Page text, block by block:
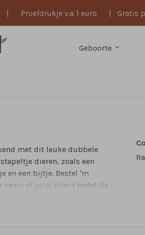
| Proefdrukje v.a. 1 euro | Gratis
Geboorte
met dit leuke dubbele
dieren, zoals een
en een bijtje. Bestel 'm
naam of juist direct nadat de